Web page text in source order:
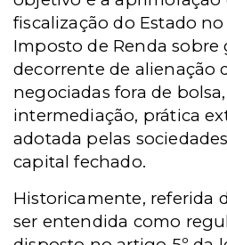
fiscalização do Estado
Imposto de Renda
decorrente de alienação
negociadas fora de
intermediação, prática
adotada pelas
capital fechado.
Historicamente, referida
ser entendida como